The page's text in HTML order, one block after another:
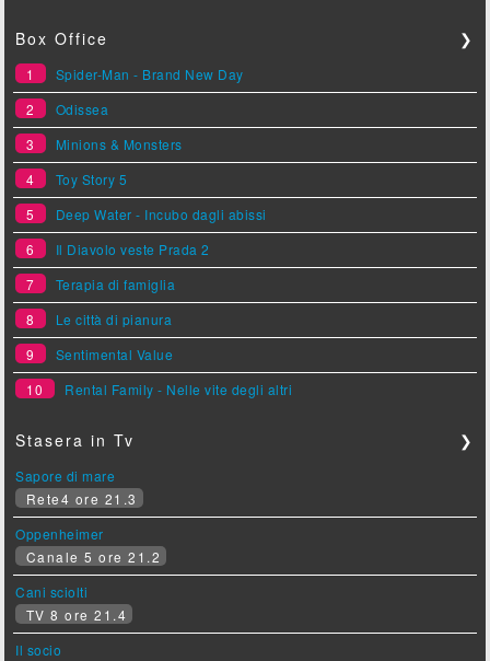
Box Office ❯
1
Spider-Man - Brand New Day
2
Odissea
3
Minions & Monsters
4
Toy Story 5
5
Deep Water - Incubo dagli abissi
6
Il Diavolo veste Prada 2
7
Terapia di famiglia
8
Le città di pianura
9
Sentimental Value
10
Rental Family - Nelle vite degli altri
Stasera in Tv ❯
Sapore di mare
Rete4 ore 21.3
Oppenheimer
Canale 5 ore 21.2
Cani sciolti
TV 8 ore 21.4
Il socio